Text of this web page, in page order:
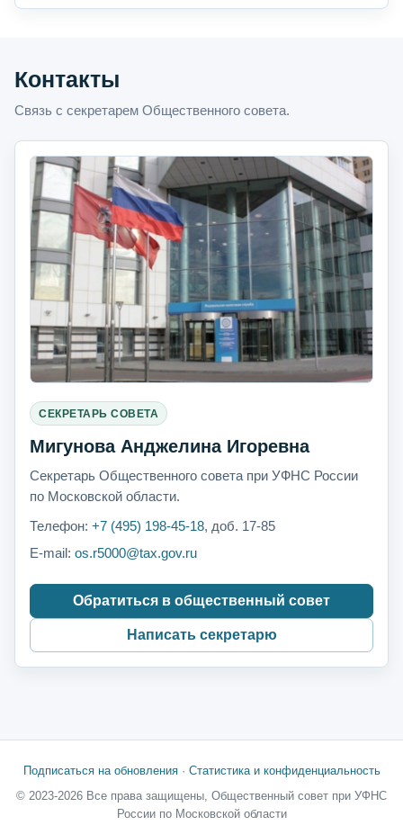
Контакты
Связь с секретарем Общественного совета.
СЕКРЕТАРЬ СОВЕТА
Мигунова Анджелина Игоревна
Секретарь Общественного совета при УФНС России
по Московской области.
Телефон: +7 (495) 198-45-18, доб. 17-85
E-mail: os.r5000@tax.gov.ru
Обратиться в общественный совет
Написать секретарю
Подписаться на обновления· Статистика и конфиденциальность
© 2023-2026 Все права защищены, Общественный совет при УФНС
России по Московской области